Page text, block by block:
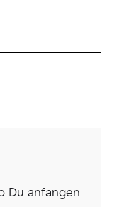
Du anfangen